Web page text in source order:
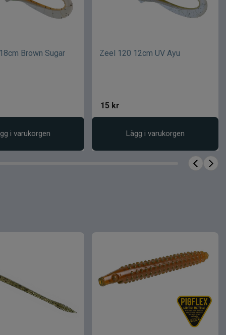
Brown Sugar
i varukorgen
Zeel 120 12cm UV Ayu
15 kr
Lägg i varukorgen